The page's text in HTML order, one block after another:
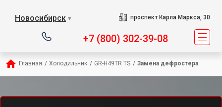
Новосибирск ▼ проспект Карла Маркса, 30
+7 (800) 302-39-08
Главная / Холодильник / GR-H49TR TS / Замена дефростера